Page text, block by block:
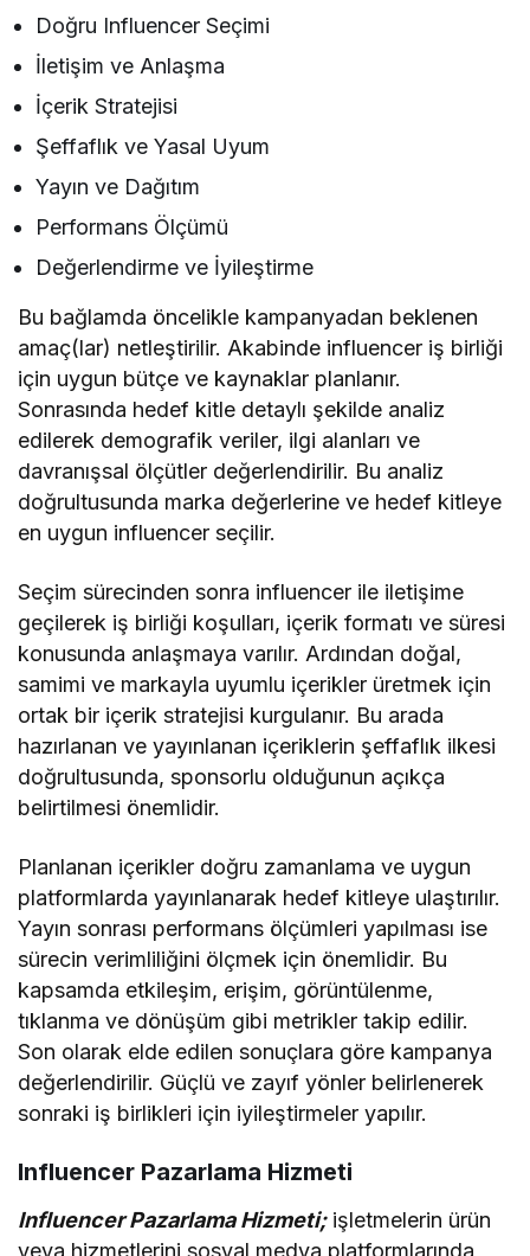
Doğru Influencer Seçimi
İletişim ve Anlaşma
İçerik Stratejisi
Şeffaflık ve Yasal Uyum
Yayın ve Dağıtım
Performans Ölçümü
Değerlendirme ve İyileştirme
Bu bağlamda öncelikle kampanyadan beklenen
amaç(lar) netleştirilir. Akabinde influencer iş birliği
için uygun bütçe ve kaynaklar planlanır.
Sonrasında hedef kitle detaylı şekilde analiz
edilerek demografik veriler, ilgi alanları ve
davranışsal ölçütler değerlendirilir. Bu analiz
doğrultusunda marka değerlerine ve hedef kitleye
en uygun influencer seçilir.
Seçim sürecinden sonra influencer ile iletişime
geçilerek iş birliği koşulları, içerik formatı ve süresi
konusunda anlaşmaya varılır. Ardından doğal,
samimi ve markayla uyumlu içerikler üretmek için
ortak bir içerik stratejisi kurgulanır. Bu arada
hazırlanan ve yayınlanan içeriklerin şeffaflık ilkesi
doğrultusunda, sponsorlu olduğunun açıkça
belirtilmesi önemlidir.
Planlanan içerikler doğru zamanlama ve uygun
platformlarda yayınlanarak hedef kitleye ulaştırılır.
Yayın sonrası performans ölçümleri yapılması ise
sürecin verimliliğini ölçmek için önemlidir. Bu
kapsamda etkileşim, erişim, görüntülenme,
tıklanma ve dönüşüm gibi metrikler takip edilir.
Son olarak elde edilen sonuçlara göre kampanya
değerlendirilir. Güçlü ve zayıf yönler belirlenerek
sonraki iş birlikleri için iyileştirmeler yapılır.
Influencer Pazarlama Hizmeti
Influencer Pazarlama Hizmeti;işletmelerin ürün
veya hizmetlerini sosyal medya platformlarında